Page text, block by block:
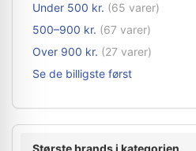
Under 500 kr. (65 varer)
500–900 kr. (67 varer)
Over 900 kr. (27 varer)
Se de billigste først
Største brands i kategorien